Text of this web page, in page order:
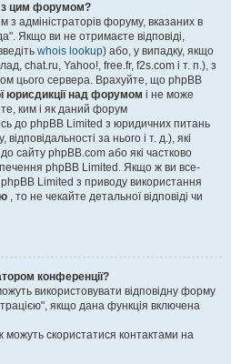
з цим форумом?
з адміністраторів форуму, вказаних в
Якщо ви не отримаєте відповіді,
whois lookup) або, у випадку, якщо
chat.ru, Yahoo!, free.fr, f2s.com і т. п.), з
цього сервера. Врахуйте, що phpBB
юрисдикції над форумом і не може
те, ким і як даний форум
до phpBB Limited з юридичних питань
за нього і т. д.), які
до сайту phpBB.com або які частково
phpBB Limited. Якщо ж ви все-
Limited з приводу використання
, то не чекайте детальної відповіді чи
конференції?
використовувати відповідну форму
якщо дана функція включена
можуть скористатися контактами на